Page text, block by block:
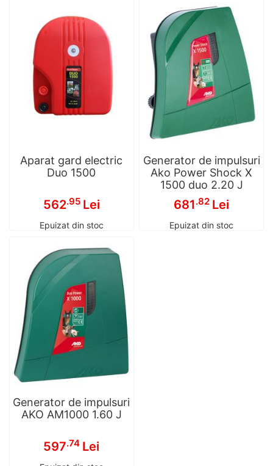
Aparat gard electric
Duo 1500
562.95 Lei
Epuizat din stoc
Generator de impulsuri
Ako Power Shock X
1500 duo 2.20 J
681.82 Lei
Epuizat din stoc
Generator de impulsuri
AKO AM1000 1.60 J
597.74 Lei